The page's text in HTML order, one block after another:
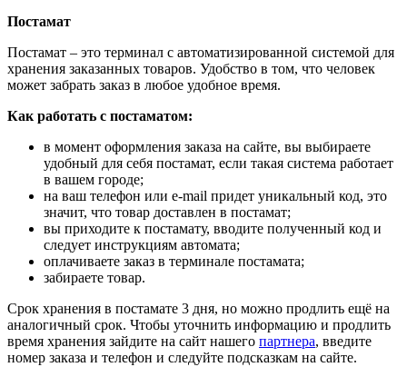
Постамат
Постамат – это терминал с автоматизированной системой для
хранения заказанных товаров. Удобство в том, что человек
может забрать заказ в любое удобное время.
Как работать с постаматом:
в момент оформления заказа на сайте, вы выбираете
удобный для себя постамат, если такая система работает
в вашем городе;
на ваш телефон или e-mail придет уникальный код, это
значит, что товар доставлен в постамат;
вы приходите к постамату, вводите полученный код и
следует инструкциям автомата;
оплачиваете заказ в терминале постамата;
забираете товар.
Срок хранения в постамате 3 дня, но можно продлить ещё на
аналогичный срок. Чтобы уточнить информацию и продлить
время хранения зайдите на сайт нашего партнера, введите
номер заказа и телефон и следуйте подсказкам на сайте.